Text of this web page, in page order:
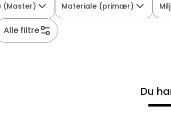
(Master) Materiale (primær)
Alle filtre
Du